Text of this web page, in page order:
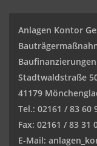
Anlagen Kontor
Stadtwaldstraße
41179
Tel.: 02161 / 83 60
Fax: 02161 / 83 31
E-Mail: